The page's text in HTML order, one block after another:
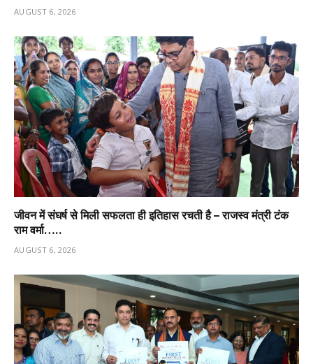
AUGUST 6, 2026
जीवन में संघर्ष से मिली सफलता ही इतिहास रचती है – राजस्व मंत्री टंक
राम वर्मा…..
AUGUST 6, 2026